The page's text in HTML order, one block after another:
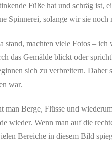
Füße hat und schräg
Spinnerei, solange wir sie noch
machten viele Fotos –
das Gemälde blickt oder
sich zu verbreitern.
war.
Berge, Flüsse und
wieder. Wenn man auf die
Bereiche in diesem Bild